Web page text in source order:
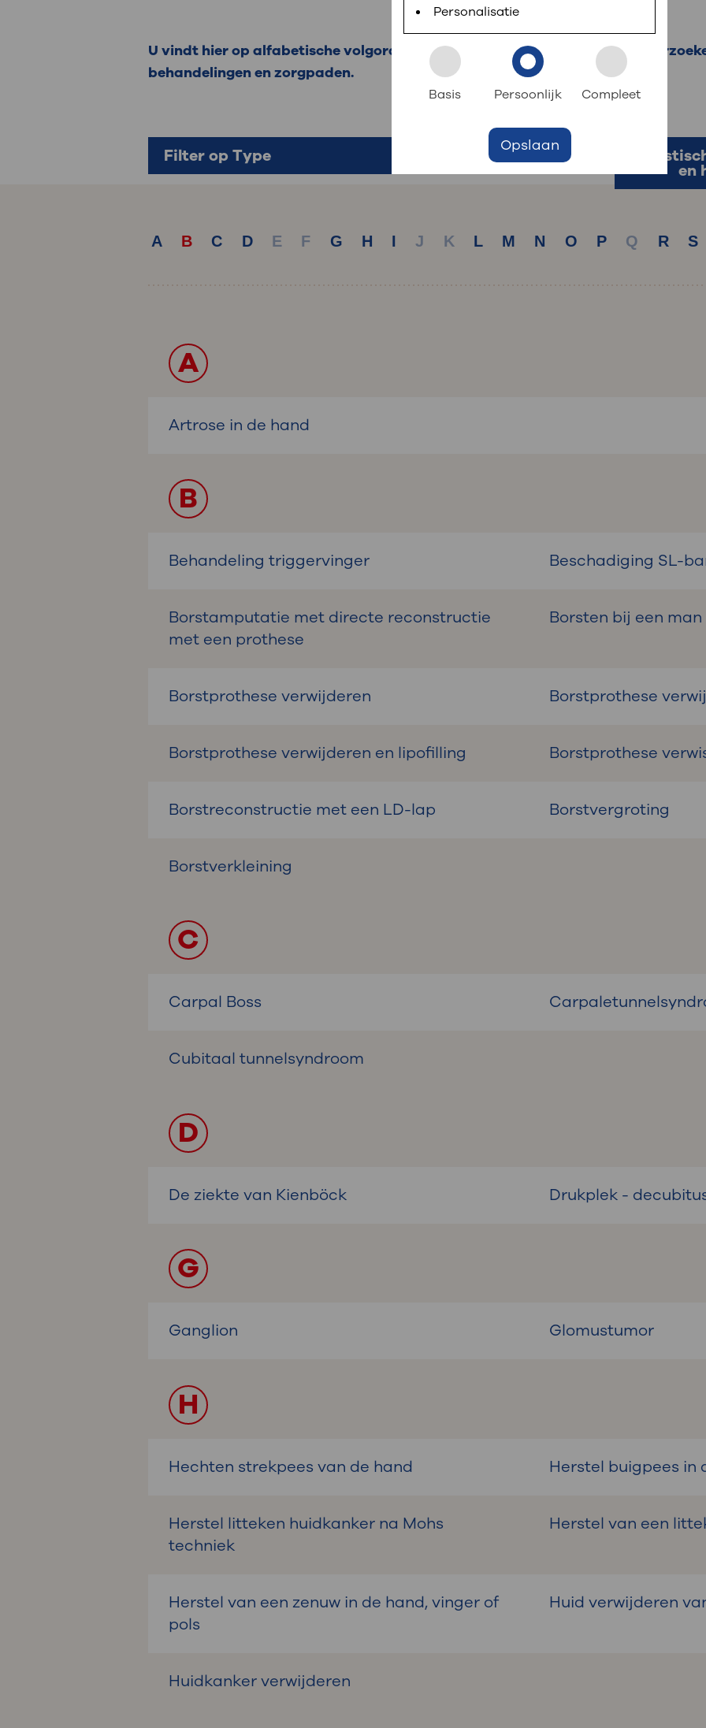
Uw bezoek aan OLVG
Uw verblijf in OLVG
steeds verder uit, zodat u zelf meer digitaal kunt regelen. Met MijnOLVG kunnen
Direct naar MijnOLVG Lees meer
U vindt hier op alfabetische volgorde informatie over aandoeningen,
behandelingen en zorgpaden.
Filter op Type
en
A B C D E F G H I J K L M N O P Q R S
A
Artrose in de hand
B
Behandeling triggervinger Beschadiging SL-
Borstamputatie met directe reconstructie
met een prothese
Borsten bij een
Borstprothese verwijderen Borstprothese
Borstprothese verwijderen en lipofilling Borstprothese
Borstreconstructie met een LD-lap Borstvergroting
Borstverkleining
C
Carpal Boss
Cubitaal tunnelsyndroom
D
De ziekte van Kienböck Drukplek -
G
Ganglion Glomustumor
H
Hechten strekpees van de hand Herstel buigpees in
Herstel litteken huidkanker na Mohs
techniek
Herstel van een
Herstel van een zenuw in de hand, vinger of
pols
Huid verwijderen
Huidkanker verwijderen
Personalisatie
Basis Persoonlijk Compleet
Opslaan